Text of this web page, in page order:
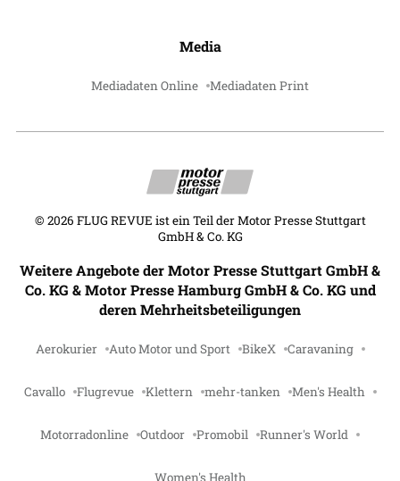
Media
Mediadaten Online Mediadaten Print
© 2026 FLUG REVUE ist ein Teil der Motor Presse Stuttgart
GmbH & Co. KG
Weitere Angebote der Motor Presse Stuttgart GmbH &
Co. KG & Motor Presse Hamburg GmbH & Co. KG und
deren Mehrheitsbeteiligungen
Aerokurier Auto Motor und Sport BikeX Caravaning
Cavallo Flugrevue Klettern mehr-tanken Men's Health
Motorradonline Outdoor Promobil Runner's World
Women's Health